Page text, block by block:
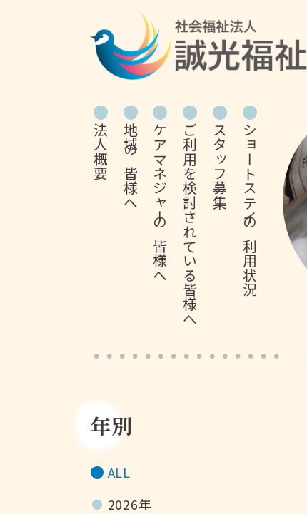
法人概要 地域の皆様へケアマネジャーの皆様へご利用を検討されている皆様へスタッフ募集ショートステイの利用状況
年別
ALL
2026年